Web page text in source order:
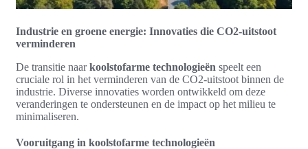
Industrie en groene energie: Innovaties die CO2-uitstoot
verminderen
De transitie naarkoolstofarme technologieën speelt een
cruciale rol in het verminderen van de CO2-uitstoot binnen de
industrie. Diverse innovaties worden ontwikkeld om deze
veranderingen te ondersteunen en de impact op het milieu te
minimaliseren.
Vooruitgang in koolstofarme technologieën